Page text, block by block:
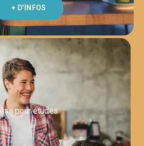
+ D'INFOS
pour études